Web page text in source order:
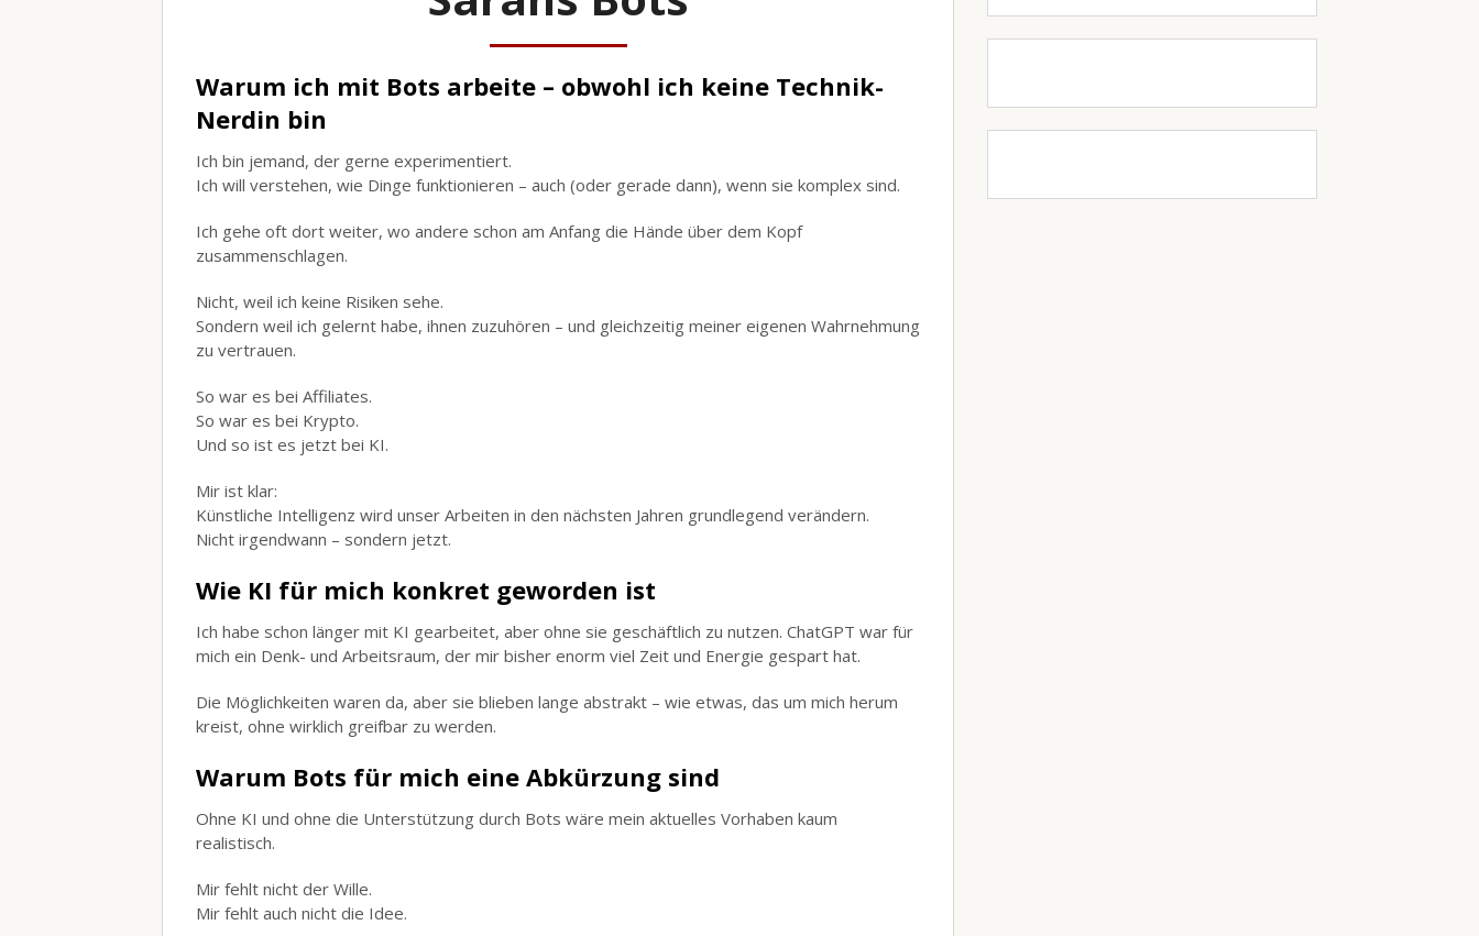
Warum ich mit Bots arbeite – obwohl ich keine Technik-
Nerdin bin
Ich bin jemand, der gerne experimentiert.
Ich will verstehen, wie Dinge funktionieren – auch (oder gerade dann), wenn sie komplex sind.
Ich gehe oft dort weiter, wo andere schon am Anfang die Hände über dem Kopf
zusammenschlagen.
Nicht, weil ich keine Risiken sehe.
Sondern weil ich gelernt habe, ihnen zuzuhören – und gleichzeitig meiner eigenen Wahrnehmung
zu vertrauen.
So war es bei Affiliates.
So war es bei Krypto.
Und so ist es jetzt bei KI.
Mir ist klar:
Künstliche Intelligenz wird unser Arbeiten in den nächsten Jahren grundlegend verändern.
Nicht irgendwann – sondern jetzt.
Wie KI für mich konkret geworden ist
Ich habe schon länger mit KI gearbeitet, aber ohne sie geschäftlich zu nutzen. ChatGPT war für
mich ein Denk- und Arbeitsraum, der mir bisher enorm viel Zeit und Energie gespart hat.
Die Möglichkeiten waren da, aber sie blieben lange abstrakt – wie etwas, das um mich herum
kreist, ohne wirklich greifbar zu werden.
Warum Bots für mich eine Abkürzung sind
Ohne KI und ohne die Unterstützung durch Bots wäre mein aktuelles Vorhaben kaum
realistisch.
Mir fehlt nicht der Wille.
Mir fehlt auch nicht die Idee.